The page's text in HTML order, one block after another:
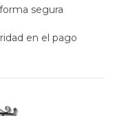
segura
en el pago